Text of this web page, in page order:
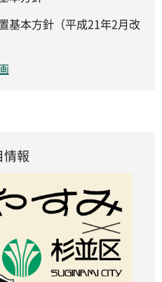
基本方針（平成21年2月改
情報